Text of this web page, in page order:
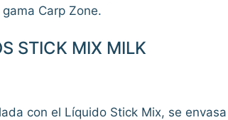
Carp Zone.
STICK MIX MILK
con el Líquido Stick Mix, se